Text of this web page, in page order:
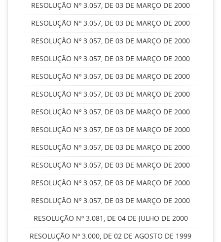
RESOLUÇÃO Nº 3.057, DE 03 DE MARÇO DE 2000
RESOLUÇÃO Nº 3.057, DE 03 DE MARÇO DE 2000
RESOLUÇÃO Nº 3.057, DE 03 DE MARÇO DE 2000
RESOLUÇÃO Nº 3.057, DE 03 DE MARÇO DE 2000
RESOLUÇÃO Nº 3.057, DE 03 DE MARÇO DE 2000
RESOLUÇÃO Nº 3.057, DE 03 DE MARÇO DE 2000
RESOLUÇÃO Nº 3.057, DE 03 DE MARÇO DE 2000
RESOLUÇÃO Nº 3.057, DE 03 DE MARÇO DE 2000
RESOLUÇÃO Nº 3.057, DE 03 DE MARÇO DE 2000
RESOLUÇÃO Nº 3.057, DE 03 DE MARÇO DE 2000
RESOLUÇÃO Nº 3.057, DE 03 DE MARÇO DE 2000
RESOLUÇÃO Nº 3.057, DE 03 DE MARÇO DE 2000
RESOLUÇÃO Nº 3.081, DE 04 DE JULHO DE 2000
RESOLUÇÃO Nº 3.000, DE 02 DE AGOSTO DE 1999